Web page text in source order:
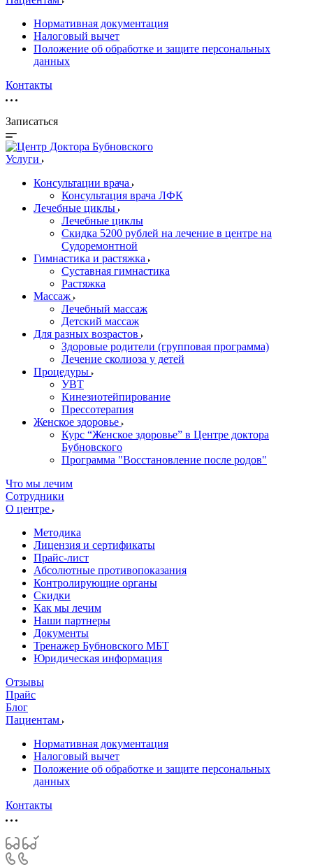
Нормативная документация
Налоговый вычет
Положение об обработке и защите персональных
данных
Контакты
Записаться
Услуги
Консультации врача
Консультация врача ЛФК
Лечебные циклы
Лечебные циклы
Скидка 5200 рублей на лечение в центре на
Судоремонтной
Гимнастика и растяжка
Суставная гимнастика
Растяжка
Массаж
Лечебный массаж
Детский массаж
Для разных возрастов
Здоровые родители (групповая программа)
Лечение сколиоза у детей
Процедуры
УВТ
Кинезиотейпирование
Прессотерапия
Женское здоровье
Курс “Женское здоровье” в Центре доктора
Бубновского
Программа "Восстановление после родов"
Что мы лечим
Сотрудники
О центре
Методика
Лицензия и сертификаты
Прайс-лист
Абсолютные противопоказания
Контролирующие органы
Скидки
Как мы лечим
Наши партнеры
Документы
Тренажер Бубновского МБТ
Юридическая информация
Отзывы
Прайс
Блог
Пациентам
Нормативная документация
Налоговый вычет
Положение об обработке и защите персональных
данных
Контакты